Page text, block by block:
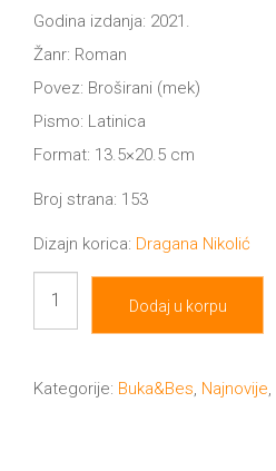
Godina izdanja: 2021.
Žanr: Roman
Povez: Broširani (mek)
Pismo: Latinica
Format: 13.5×20.5 cm
Broj strana: 153
Dizajn korica: Dragana Nikolić
vremenima
Dodaj u korpu
Kategorije: Buka&Bes, Najnovije,